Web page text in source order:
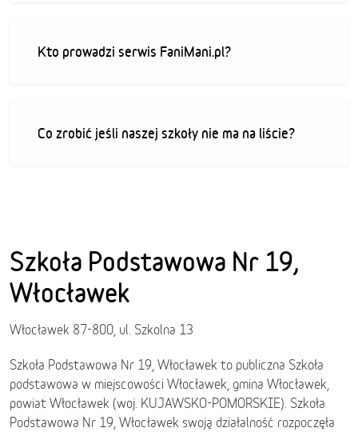
Kto prowadzi serwis FaniMani.pl?
Co zrobić jeśli naszej szkoły nie ma na liście?
Szkoła Podstawowa Nr 19,
Włocławek
Włocławek 87-800, ul. Szkolna 13
Szkoła Podstawowa Nr 19, Włocławek to publiczna Szkoła
podstawowa w miejscowości Włocławek, gmina Włocławek,
powiat Włocławek (woj. KUJAWSKO-POMORSKIE). Szkoła
Podstawowa Nr 19, Włocławek swoją działalność rozpoczęła